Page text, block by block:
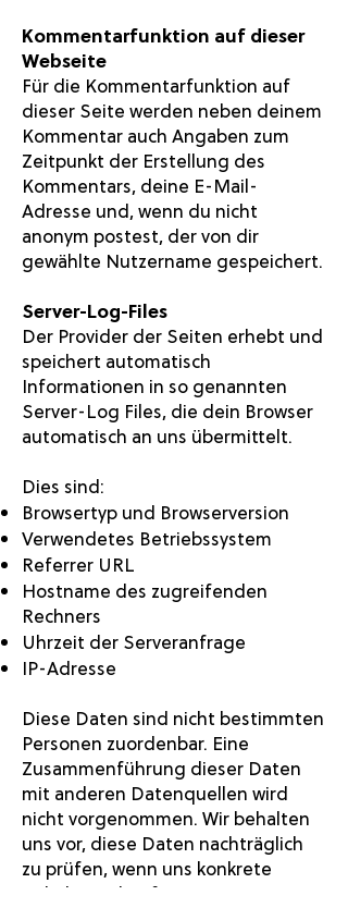
Kommentarfunktion auf dieser
Webseite
Für die Kommentarfunktion auf
dieser Seite werden neben deinem
Kommentar auch Angaben zum
Zeitpunkt der Erstellung des
Kommentars, deine E-Mail-
Adresse und, wenn du nicht
anonym postest, der von dir
gewählte Nutzername gespeichert.
Server-Log-Files
Der Provider der Seiten erhebt und
speichert automatisch
Informationen in so genannten
Server-Log Files, die dein Browser
automatisch an uns übermittelt.
Dies sind:
Browsertyp und Browserversion
Verwendetes Betriebssystem
Referrer URL
Hostname des zugreifenden
Rechners
Uhrzeit der Serveranfrage
IP-Adresse
Diese Daten sind nicht bestimmten
Personen zuordenbar. Eine
Zusammenführung dieser Daten
mit anderen Datenquellen wird
nicht vorgenommen. Wir behalten
uns vor, diese Daten nachträglich
zu prüfen, wenn uns konkrete
Anhaltspunkte für eine